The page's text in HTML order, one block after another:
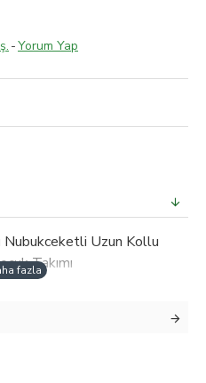
-Yorum Yap
Uzun Kollu
Takımı